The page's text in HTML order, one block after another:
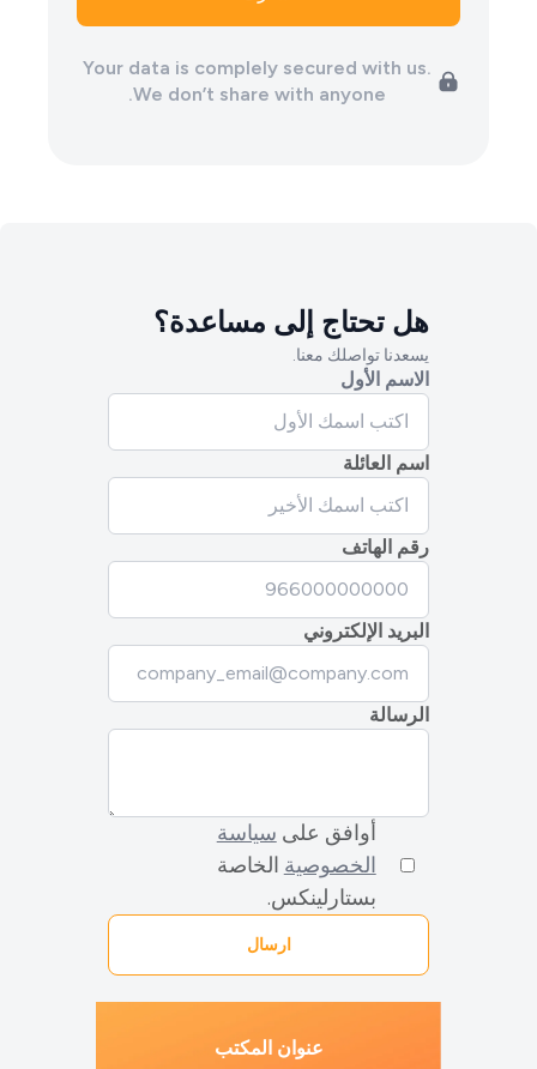
Your data is complely secured with us.
We don’t share with anyone.
هل تحتاج إلى مساعدة؟
يسعدنا تواصلك معنا.
الاسم الأول
اسم العائلة
رقم الهاتف
البريد الإلكتروني
الرسالة
أوافق على سياسة
الخصوصية الخاصة
بستارلينكس.
عنوان المكتب